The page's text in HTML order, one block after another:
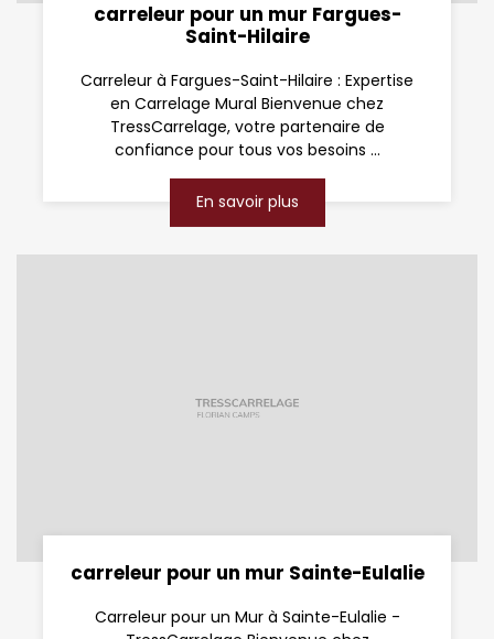
carreleur pour un mur Fargues-
Saint-Hilaire
Carreleur à Fargues-Saint-Hilaire : Expertise
en Carrelage Mural Bienvenue chez
TressCarrelage, votre partenaire de
confiance pour tous vos besoins ...
En savoir plus
carreleur pour un mur Sainte-Eulalie
Carreleur pour un Mur à Sainte-Eulalie -